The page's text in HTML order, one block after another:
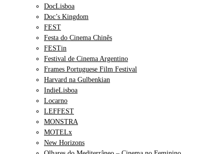
DocLisboa
Doc’s Kingdom
FEST
Festa do Cinema Chinês
FESTin
Festival de Cinema Argentino
Frames Portuguese Film Festival
Harvard na Gulbenkian
IndieLisboa
Locarno
LEFFEST
MONSTRA
MOTELx
New Horizons